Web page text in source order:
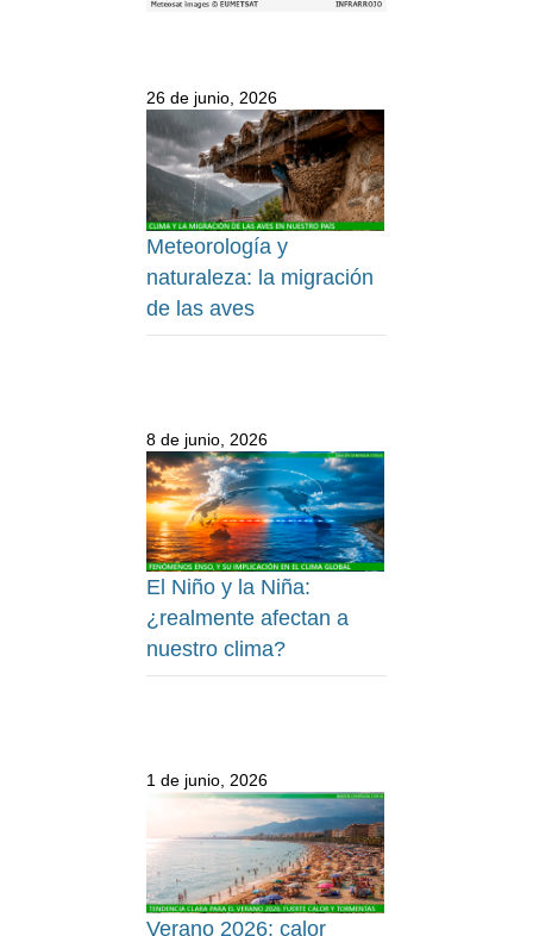
26 de junio, 2026
Meteorología y
naturaleza: la migración
de las aves
8 de junio, 2026
El Niño y la Niña:
¿realmente afectan a
nuestro clima?
1 de junio, 2026
Verano 2026: calor